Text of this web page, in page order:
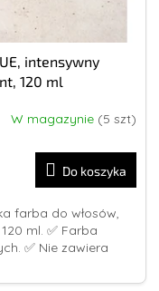
intensywny
120 ml
W magazynie (5 szt)
Do koszyka
farba do włosów,
ml. ✅ Farba
✅ Nie zawiera